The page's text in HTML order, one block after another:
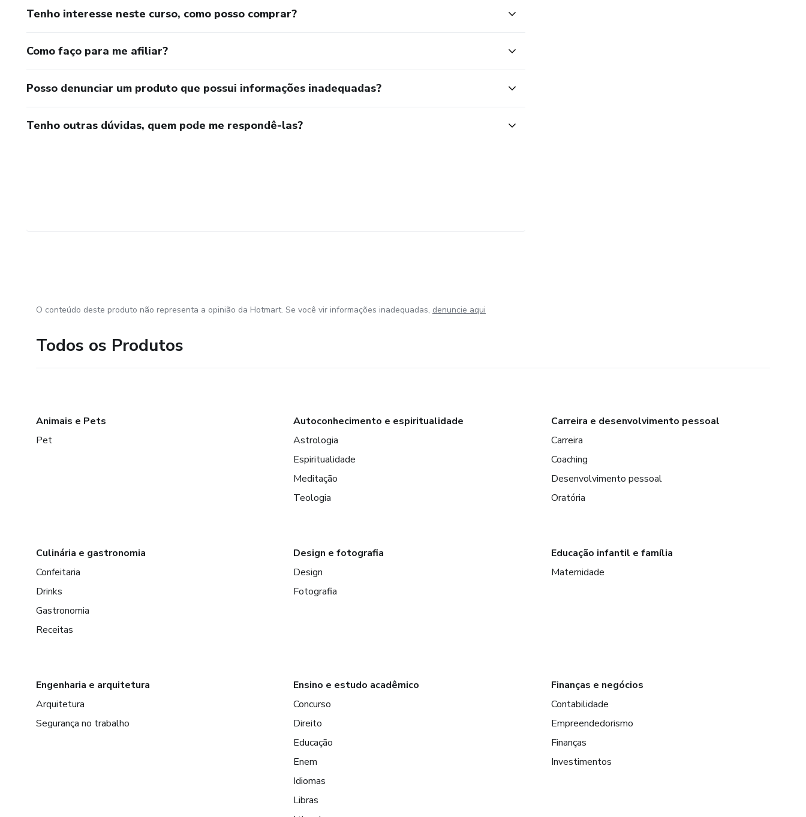
Tenho interesse neste curso, como posso comprar?
Como faço para me afiliar?
Posso denunciar um produto que possui informações inadequadas?
Tenho outras dúvidas, quem pode me respondê-las?
O conteúdo deste produto não representa a opinião da Hotmart. Se você vir informações inadequadas, denuncie aqui
Todos os Produtos
Animais e Pets
Pet
Autoconhecimento e espiritualidade
Astrologia
Espiritualidade
Meditação
Teologia
Carreira e desenvolvimento pessoal
Carreira
Coaching
Desenvolvimento pessoal
Oratória
Culinária e gastronomia
Confeitaria
Drinks
Gastronomia
Receitas
Design e fotografia
Design
Fotografia
Educação infantil e família
Maternidade
Engenharia e arquitetura
Arquitetura
Segurança no trabalho
Ensino e estudo acadêmico
Concurso
Direito
Educação
Enem
Idiomas
Libras
Finanças e negócios
Contabilidade
Empreendedorismo
Finanças
Investimentos